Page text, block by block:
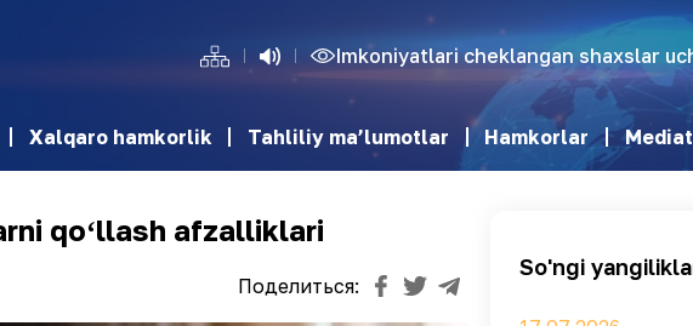
Imkoniyatlari cheklangan shaxslar
Xalqaro hamkorlik Tahliliy ma’lumotlar Hamkorlar
qoʻllash afzalliklari
Поделиться:
So'ngi